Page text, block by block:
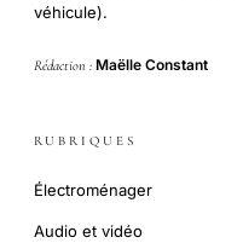
véhicule).
Rédaction : Maëlle Constant
RUBRIQUES
Électroménager
Audio et vidéo